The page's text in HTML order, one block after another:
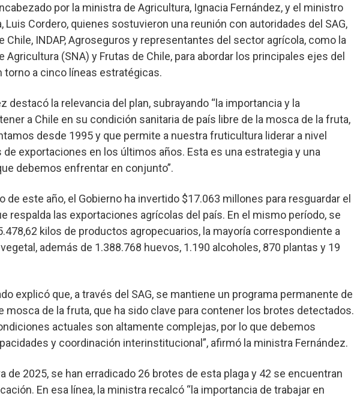
por la ministra de Agricultura, Ignacia Fernández, y el ministro
Luis Cordero, quienes sostuvieron una reunión con autoridades del SAG,
Chile, INDAP, Agroseguros y representantes del sector agrícola, como la
Agricultura (SNA) y Frutas de Chile, para abordar los principales ejes del
torno a cinco líneas estratégicas.
destacó la relevancia del plan, subrayando “la importancia y la
a Chile en su condición sanitaria de país libre de la mosca de la fruta,
desde 1995 y que permite a nuestra fruticultura liderar a nivel
exportaciones en los últimos años. Esta es una estrategia y una
debemos enfrentar en conjunto”.
de este año, el Gobierno ha invertido $17.063 millones para resguardar el
respalda las exportaciones agrícolas del país. En el mismo período, se
kilos de productos agropecuarios, la mayoría correspondiente a
además de 1.388.768 huevos, 1.190 alcoholes, 870 plantas y 19
explicó que, a través del SAG, se mantiene un programa permanente de
mosca de la fruta, que ha sido clave para contener los brotes detectados.
actuales son altamente complejas, por lo que debemos
y coordinación interinstitucional”, afirmó la ministra Fernández.
de 2025, se han erradicado 26 brotes de esta plaga y 42 se encuentran
En esa línea, la ministra recalcó “la importancia de trabajar en